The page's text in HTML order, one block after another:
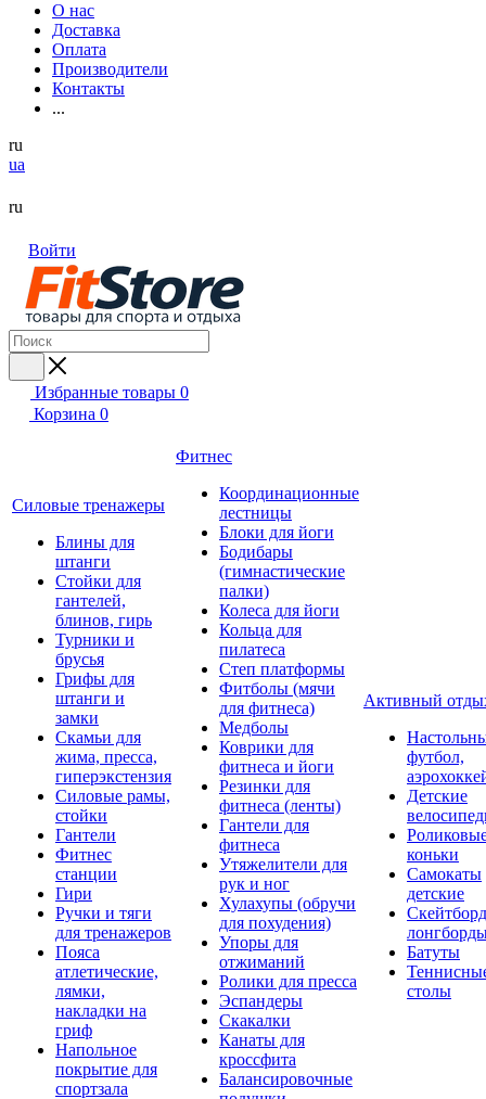
О нас
Доставка
Оплата
Производители
Контакты
...
ru
ua
ru
Войти
Избранные товары 0
Корзина 0
Силовые тренажеры
Блины для
штанги
Стойки для
гантелей,
блинов, гирь
Турники и
брусья
Грифы для
штанги и
замки
Скамьи для
жима, пресса,
гиперэкстензия
Силовые рамы,
стойки
Гантели
Фитнес
станции
Гири
Ручки и тяги
для тренажеров
Пояса
атлетические,
лямки,
накладки на
гриф
Напольное
покрытие для
спортзала
Фитнес
Координационные
лестницы
Блоки для йоги
Бодибары
(гимнастические
палки)
Колеса для йоги
Кольца для
пилатеса
Степ платформы
Фитболы (мячи
для фитнеса)
Медболы
Коврики для
фитнеса и йоги
Резинки для
фитнеса (ленты)
Гантели для
фитнеса
Утяжелители для
рук и ног
Хулахупы (обручи
для похудения)
Упоры для
отжиманий
Ролики для пресса
Эспандеры
Скакалки
Канаты для
кроссфита
Балансировочные
Активный
футбол,
Детские
коньки
Самокаты
детские
Батуты
столы